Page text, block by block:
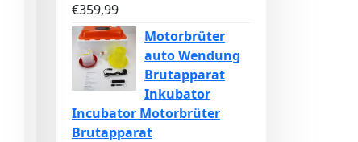
€359,99
Motorbrüter
auto Wendung
Brutapparat
Inkubator
Incubator Motorbrüter
Brutapparat